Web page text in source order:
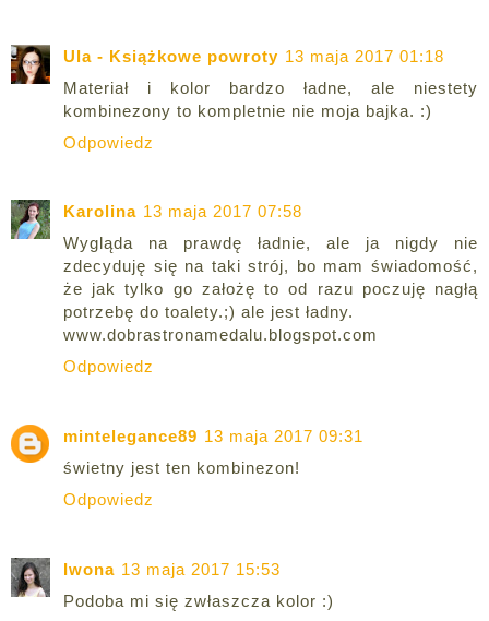
Ula - Książkowe powroty 13 maja 2017 01:18
Materiał i kolor bardzo ładne, ale niestety
kombinezony to kompletnie nie moja bajka. :)
Odpowiedz
Karolina 13 maja 2017 07:58
Wygląda na prawdę ładnie, ale ja nigdy nie
zdecyduję się na taki strój, bo mam świadomość,
że jak tylko go założę to od razu poczuję nagłą
potrzebę do toalety.;) ale jest ładny.
www.dobrastronamedalu.blogspot.com
Odpowiedz
mintelegance89 13 maja 2017 09:31
świetny jest ten kombinezon!
Odpowiedz
Iwona 13 maja 2017 15:53
Podoba mi się zwłaszcza kolor :)